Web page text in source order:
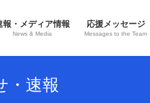
報・メディア情報
News & Media
応援メッセージ
Messages to the Team
・速報